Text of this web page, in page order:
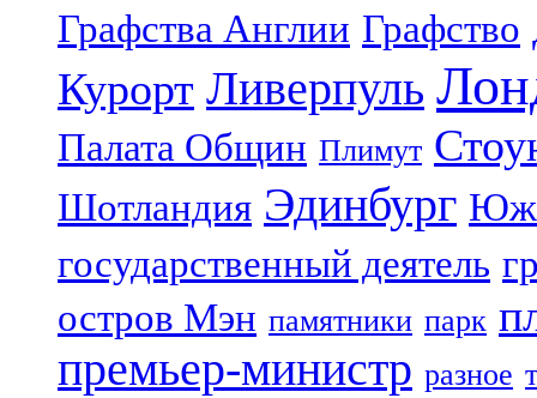
Графства Англии Графство
Курорт Ливерпуль
Палата Общин Плимут
Шотландия Эдинбург
государственный деятель
остров Мэн памятники парк
премьер-министр разное